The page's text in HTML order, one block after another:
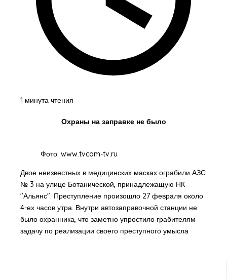
1 минута чтения
Охраны на заправке не было
Фото: www.tvcom-tv.ru
Двое неизвестных в медицинских масках ограбили АЗС
№ 3 на улице Ботанической, принадлежащую НК
"Альянс". Преступление произошло 27 февраля около
4-ех часов утра. Внутри автозаправочной станции не
было охранника, что заметно упростило грабителям
задачу по реализации своего преступного умысла